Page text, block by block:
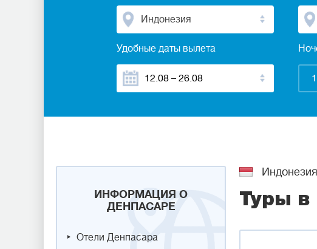
Индонезия
Удобные даты вылета
ИНФОРМАЦИЯ О
ДЕНПАСАРЕ
Отели Денпасара
Индонезия
Туры в